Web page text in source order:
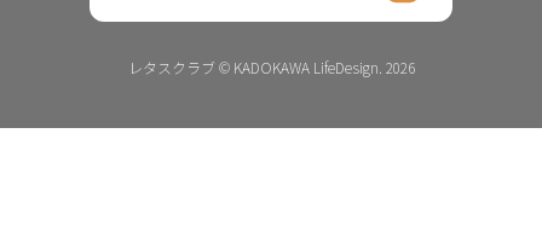
レタスクラブ © KADOKAWA LifeDesign. 2026